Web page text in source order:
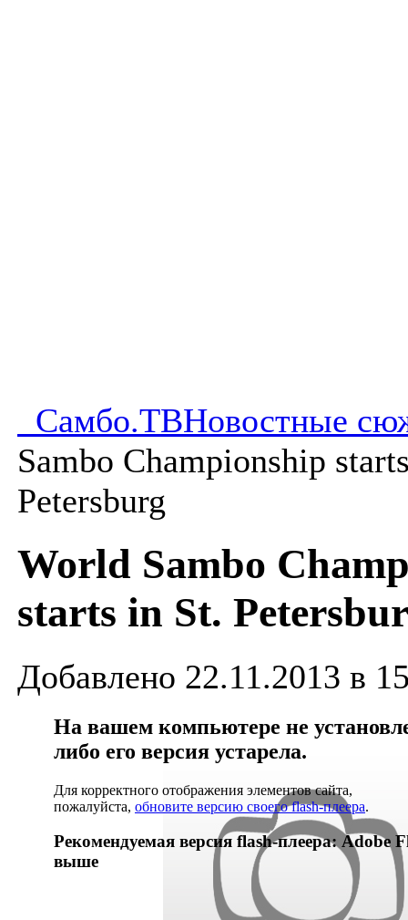
Самбо.ТВНовостные
Sambo Championship
Petersburg
World Sambo
starts in St.
Добавлено 22.11.2013 в
На вашем компьютере не
либо его версия устарела.
Для корректного отображения элементов сайта,
пожалуйста, обновите версию своего flash-плеера.
Рекомендуемая версия flash-плеера: Adobe
выше